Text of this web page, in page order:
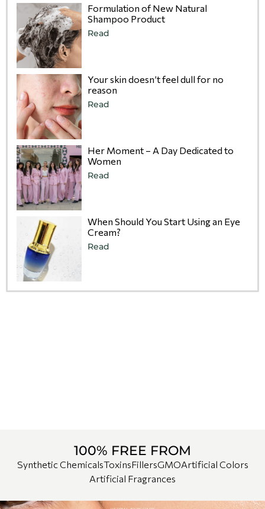
Formulation of New Natural
Shampoo Product
Read
Your skin doesn’t feel dull for no
reason
Read
Her Moment – A Day Dedicated to
Women
Read
When Should You Start Using an Eye
Cream?
Read
100% FREE FROM
Synthetic ChemicalsToxinsFillersGMOArtificial Colors
Artificial Fragrances